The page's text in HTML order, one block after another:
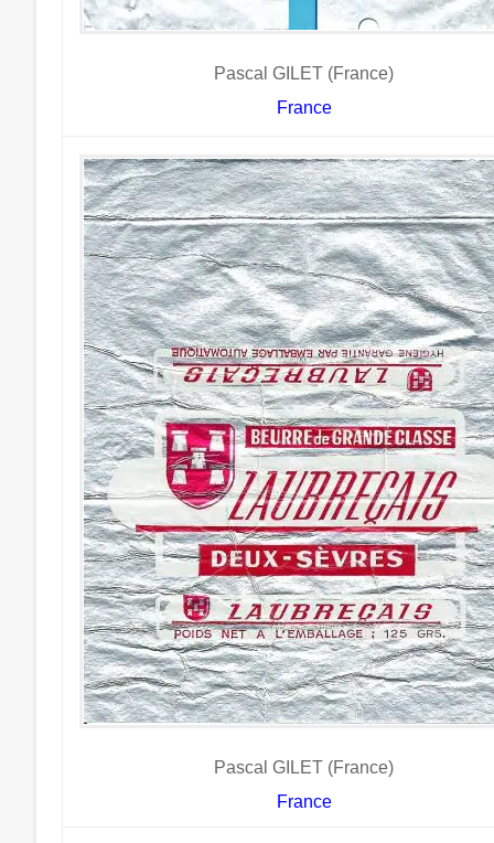
Pascal GILET (France)
France
Pascal GILET (France)
France